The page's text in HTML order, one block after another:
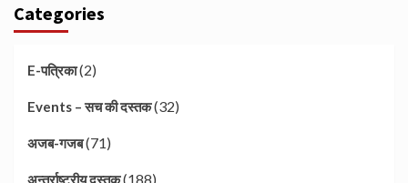
Categories
E-पत्रिका(2)
Events – सच की दस्तक(32)
अजब-गजब(71)
अन्तर्राष्ट्रीय दस्तक(188)